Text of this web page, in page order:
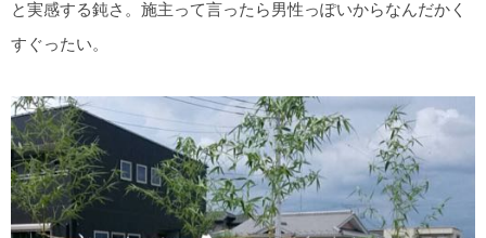
と実感する鈍さ。施主って言ったら男性っぽいからなんだかく
すぐったい。